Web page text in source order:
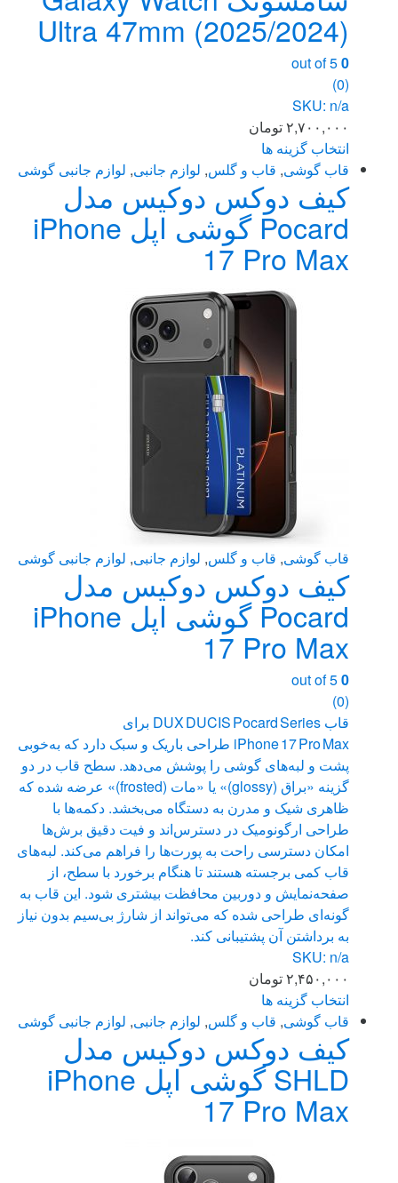
Ultra 47mm (2025/2024)
0
(0)
SKU: n/a
۲,۷۰۰,۰۰۰تومان
انتخاب گزینه ها
این
محصول
دارای
انواع
مختلفی
می
قاب گوشی, قاب و گلس, لوازم جانبی, لوازم جانبی گوشی
کیف دوکس دوکیس مدل
Pocard گوشی اپل iPhone
17 Pro Max
قاب گوشی, قاب و گلس, لوازم جانبی, لوازم جانبی گوشی
کیف دوکس دوکیس مدل
Pocard گوشی اپل iPhone
17 Pro Max
0
(0)
قاب DUX DUCIS Pocard Series برای
iPhone 17 Pro Max طراحی باریک و سبک دارد که به‌خوبی
پشت و لبه‌های گوشی را پوشش می‌دهد. سطح قاب در دو
گزینه «براق (glossy)» یا «مات (frosted)» عرضه شده که
ظاهری شیک و مدرن به دستگاه می‌بخشد. دکمه‌ها با
طراحی ارگونومیک در دسترس‌اند و فیت دقیق برش‌ها
امکان دسترسی راحت به پورت‌ها را فراهم می‌کند. لبه‌های
قاب کمی برجسته هستند تا هنگام برخورد با سطح، از
صفحه‌نمایش و دوربین محافظت بیشتری شود. این قاب به
گونه‌ای طراحی شده که می‌تواند از شارژ بی‌سیم بدون نیاز
به برداشتن آن پشتیبانی کند.
SKU: n/a
۲,۴۵۰,۰۰۰تومان
انتخاب گزینه ها
این
محصول
دارای
انواع
مختلفی
می
قاب گوشی, قاب و گلس, لوازم جانبی, لوازم جانبی گوشی
کیف دوکس دوکیس مدل
SHLD گوشی اپل iPhone
17 Pro Max